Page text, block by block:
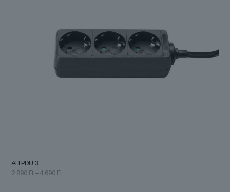
AH PDU 3
2 890 Ft –4 690 FtÁrtartomány: